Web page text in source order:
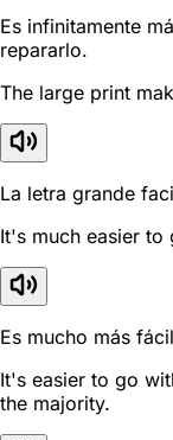
Es infinitamente
repararlo.
The large print
La letra grande
It's much easier to
Es mucho más
It's easier to go
the majority.